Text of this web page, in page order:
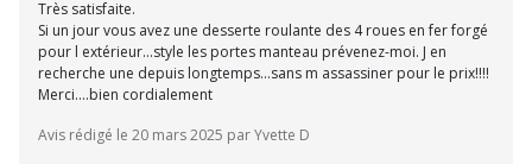
Très satisfaite.
Si un jour vous avez une desserte roulante des 4 roues en fer forgé
pour l extérieur...style les portes manteau prévenez-moi. J en
recherche une depuis longtemps...sans m assassiner pour le prix!!!!
Merci....bien cordialement
Avis rédigé le 20 mars 2025 par Yvette D